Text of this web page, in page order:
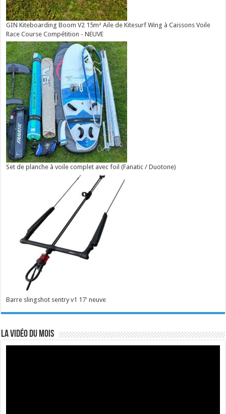
GIN Kiteboarding Boom V2 15m² Aile de Kitesurf Wing à Caissons Voile
Race Course Compétition - NEUVE
Set de planche à voile complet avec foil (Fanatic / Duotone)
Barre slingshot sentry v1 17' neuve
La vidéo du mois